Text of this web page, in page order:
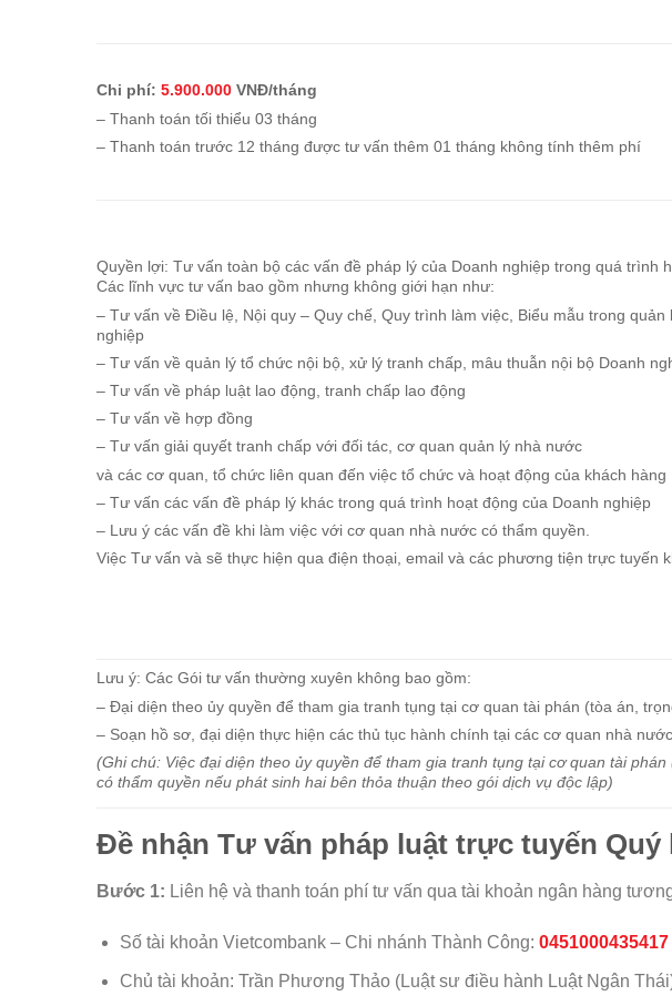
Chi phí: 5.900.000 VNĐ/tháng
– Thanh toán tối thiểu 03 tháng
– Thanh toán trước 12 tháng được tư vấn thêm 01 tháng không tính thêm phí
Quyền lợi: Tư vấn toàn bộ các vấn đề pháp lý của Doanh nghiệp trong quá trình
Các lĩnh vực tư vấn bao gồm nhưng không giới hạn như:
– Tư vấn về Điều lệ, Nội quy – Quy chế, Quy trình làm việc, Biểu mẫu trong quản
nghiệp
– Tư vấn về quản lý tổ chức nội bộ, xử lý tranh chấp, mâu thuẫn nội bộ Doanh
– Tư vấn về pháp luật lao động, tranh chấp lao động
– Tư vấn về hợp đồng
– Tư vấn giải quyết tranh chấp với đối tác, cơ quan quản lý nhà nước
và các cơ quan, tổ chức liên quan đến việc tổ chức và hoạt động của khách hàng
– Tư vấn các vấn đề pháp lý khác trong quá trình hoạt động của Doanh nghiệp
– Lưu ý các vấn đề khi làm việc với cơ quan nhà nước có thẩm quyền.
Việc Tư vấn và sẽ thực hiện qua điện thoại, email và các phương tiện trực tuyến
Lưu ý: Các Gói tư vấn thường xuyên không bao gồm:
– Đại diện theo ủy quyền để tham gia tranh tụng tại cơ quan tài phán (tòa án,
– Soạn hồ sơ, đại diện thực hiện các thủ tục hành chính tại các cơ quan nhà
(Ghi chú: Việc đại diện theo ủy quyền để tham gia tranh tụng tại cơ quan tài
có thẩm quyền nếu phát sinh hai bên thỏa thuận theo gói dịch vụ độc lập)
Đề nhận Tư vấn pháp luật trực tuyến
Bước 1: Liên hệ và thanh toán phí tư vấn qua tài khoản ngân hàng
Số tài khoản Vietcombank – Chi nhánh Thành Công: 0451000435417
Chủ tài khoản: Trần Phương Thảo (Luật sư điều hành Luật Ngân